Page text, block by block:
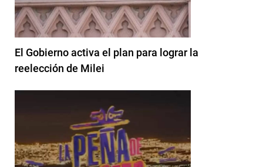
El Gobierno activa el plan para lograr la
reelección de Milei